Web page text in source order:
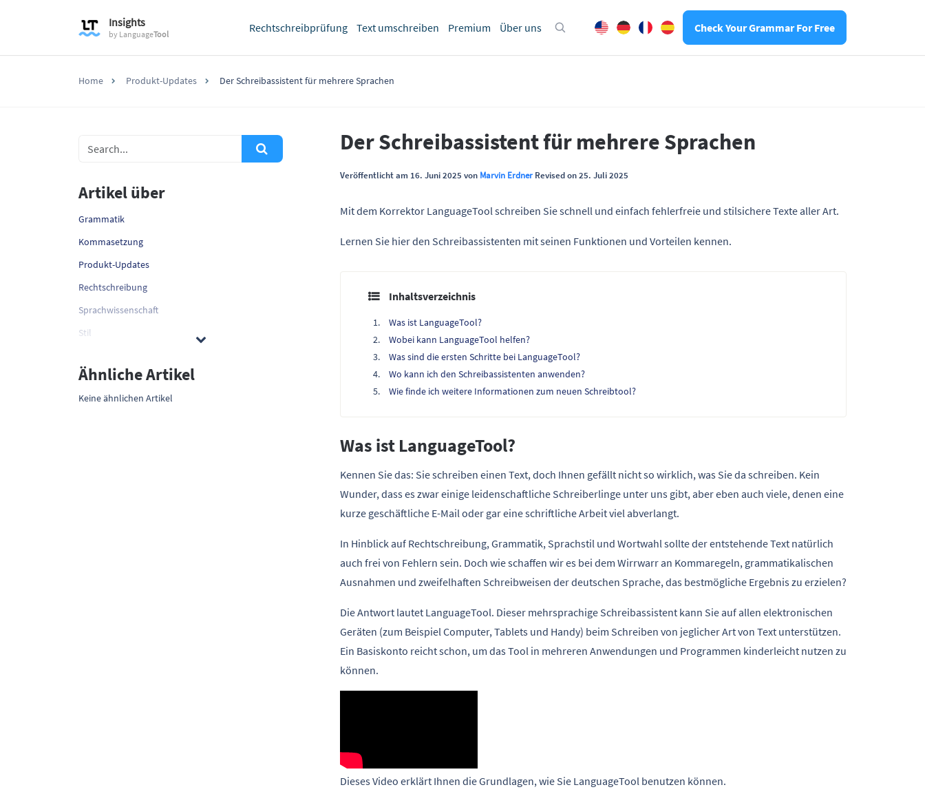
Insights
by LanguageTool Rechtschreibprüfung Text umschreiben Premium Über uns Check Your Grammar For Free
Home Produkt-Updates Der Schreibassistent für mehrere Sprachen
Der Schreibassistent für mehrere Sprachen
Veröffentlicht am 16. Juni 2025 von Marvin Erdner Revised on 25. Juli 2025
Mit dem Korrektor LanguageTool schreiben Sie schnell und einfach fehlerfreie und stilsichere Texte aller Art.
Lernen Sie hier den Schreibassistenten mit seinen Funktionen und Vorteilen kennen.
Inhaltsverzeichnis
Was ist LanguageTool?
Wobei kann LanguageTool helfen?
Was sind die ersten Schritte bei LanguageTool?
Wo kann ich den Schreibassistenten anwenden?
Wie finde ich weitere Informationen zum neuen Schreibtool?
Was ist LanguageTool?
Kennen Sie das: Sie schreiben einen Text, doch Ihnen gefällt nicht so wirklich, was Sie da schreiben. Kein
Wunder, dass es zwar einige leidenschaftliche Schreiberlinge unter uns gibt, aber eben auch viele, denen eine
kurze geschäftliche E-Mail oder gar eine schriftliche Arbeit viel abverlangt.
In Hinblick auf Rechtschreibung, Grammatik, Sprachstil und Wortwahl sollte der entstehende Text natürlich
auch frei von Fehlern sein. Doch wie schaffen wir es bei dem Wirrwarr an Kommaregeln, grammatikalischen
Ausnahmen und zweifelhaften Schreibweisen der deutschen Sprache, das bestmögliche Ergebnis zu erzielen?
Die Antwort lautet LanguageTool. Dieser mehrsprachige Schreibassistent kann Sie auf allen elektronischen
Geräten (zum Beispiel Computer, Tablets und Handy) beim Schreiben von jeglicher Art von Text unterstützen.
Ein Basiskonto reicht schon, um das Tool in mehreren Anwendungen und Programmen kinderleicht nutzen zu
können.
Dieses Video erklärt Ihnen die Grundlagen, wie Sie LanguageTool benutzen können.
Artikel über
Grammatik
Kommasetzung
Produkt-Updates
Rechtschreibung
Sprachwissenschaft
Stil
Ähnliche Artikel
Keine ähnlichen Artikel